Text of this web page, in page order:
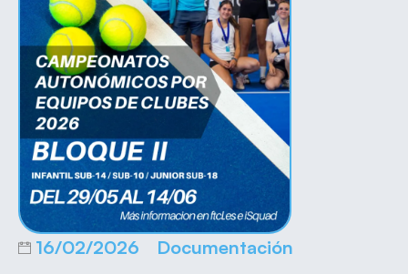
16/02/2026 Documentación